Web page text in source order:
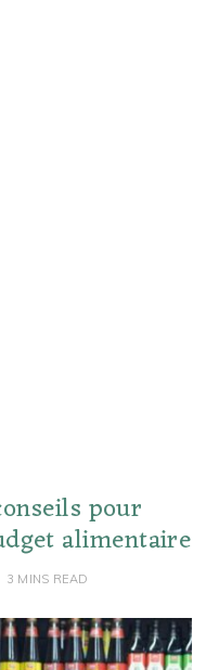
pour
alimentaire
3 MINS READ